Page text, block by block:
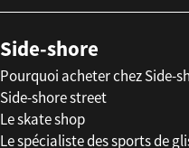
Side-shore
Pourquoi acheter chez Side-
Side-shore street
Le skate shop
Le spécialiste des sports de